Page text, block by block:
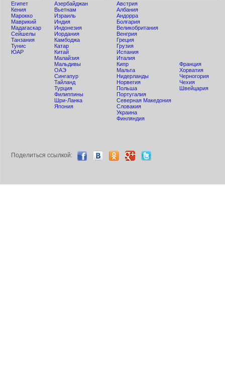
Египет
Кения
Мaрокко
Маврикий
Мадагаскар
Сейшелы
Танзания
Тунис
ЮАР
Азербайджан
Вьетнам
Израиль
Индия
Индонезия
Иордания
Камбоджа
Катар
Китай
Малайзия
Мальдивы
ОАЭ
Сингапур
Тайланд
Турция
Филиппины
Шри-Ланка
Япония
Австрия
Албания
Андорра
Болгария
Великобритания
Венгрия
Греция
Грузия
Испания
Италия
Кипр
Мальта
Нидерланды
Норвегия
Польша
Португалия
Северная Македония
Словакия
Украина
Финляндия
Франция
Хорватия
Черногория
Чехия
Швейцария
Поделиться ccылкой: